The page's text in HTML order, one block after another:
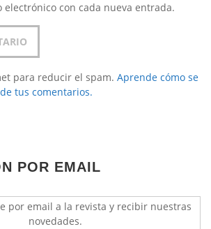
electrónico con cada nueva entrada.
para reducir el spam. Aprende cómo se
tus comentarios.
POR EMAIL
por email a la revista y recibir nuestras
novedades.